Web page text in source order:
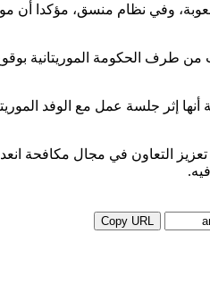
وفي نظام منسق، مؤكدا أن
من طرف الحكومة الموريتانية
أنها إثر جلسة عمل مع الوفد
التعاون في مجال مكافحة
Copy URL